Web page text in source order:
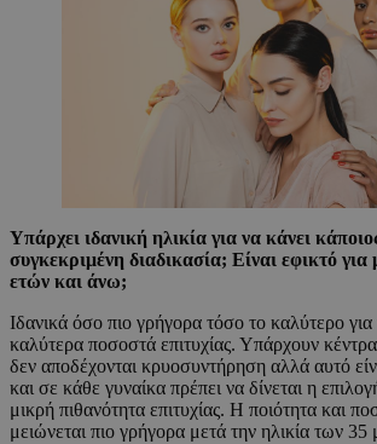
Υπάρχει ιδανική ηλικία για να κάνει
συγκεκριμένη διαδικασία; Είναι εφικτό για
ετών και άνω;
Ιδανικά όσο πιο γρήγορα τόσο το καλύτερο
καλύτερα ποσοστά επιτυχίας. Υπάρχουν
δεν αποδέχονται κρυοσυντήρηση αλλά αυτό
και σε κάθε γυναίκα πρέπει να δίνεται η
μικρή πιθανότητα επιτυχίας. Η ποιότητα και
μειώνεται πιο γρήγορα μετά την ηλικία των 35